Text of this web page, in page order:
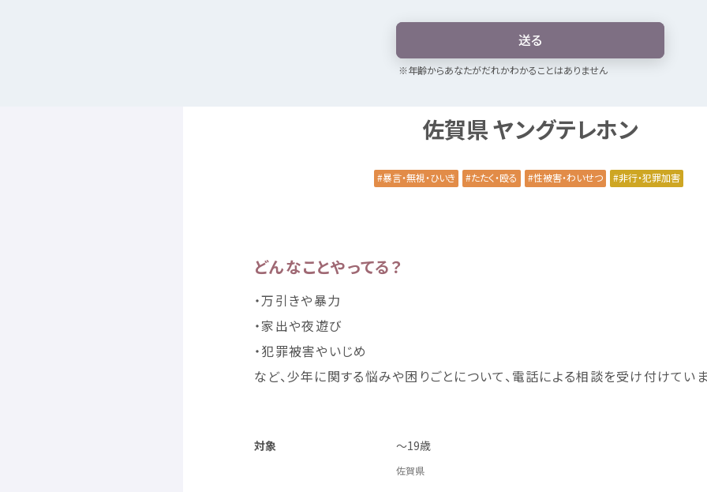
送る
※年齢からあなたがだれかわかることはありません
佐賀県ヤングテレホン
暴言・無視・ひいき たたく・殴る 性被害・わいせつ 非行・犯罪加害
どんなことやってる？
・万引きや暴力
・家出や夜遊び
・犯罪被害やいじめ
など、少年に関する悩みや困 りごとについて、 電話による相談を受け付けてい
対象 ～19歳
佐賀県